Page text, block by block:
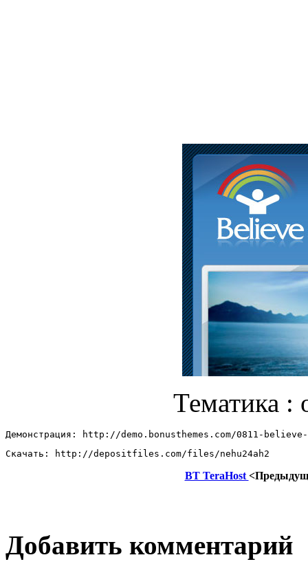
Тематика :
Демонстрация: http://demo.bonusthemes.com/0811-
Скачать: http://depositfiles.com/files/nehu24ah2
BT TeraHost
Добавить комментарий